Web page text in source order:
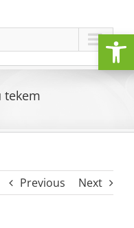
tekem
Previous Next